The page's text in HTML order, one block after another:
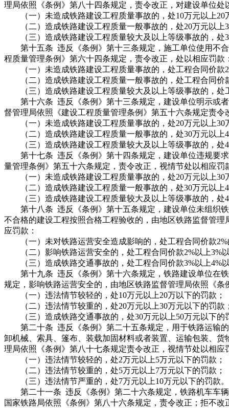
理局依照《条例》第八十四条规定，责令改正，对建设单位处
（一）未造成铁路建设工程质量事故的，处10万元以上20
（二）造成铁路建设工程质量一般事故的，处20万元以上
（三）造成铁路建设工程质量较大及以上等级事故的，处
第十五条 违反《条例》第十三条规定，施工单位使用不合
程质量管理条例》第六十四条规定，责令改正，处以相应罚款
（一）未造成铁路建设工程质量事故的，处工程合同价款
（二）造成铁路建设工程质量一般事故的，处工程合同价
（三）造成铁路建设工程质量较大及以上等级事故的，处
第十六条 违反《条例》第十三条规定，建设单位明示或者
督管理局依照《建设工程质量管理条例》第五十六条规定责
（一）未造成铁路建设工程质量事故的，处20万元以上30
（二）造成铁路建设工程质量一般事故的，处30万元以上
（三）造成铁路建设工程质量较大及以上等级事故的，处
第十七条 违反《条例》第十四条规定，建设单位违规要求
量管理条例》第五十六条规定，责令改正，视情节处以相应罚
（一）未造成铁路建设工程质量事故的，处20万元以上30
（二）造成铁路建设工程质量一般事故的，处30万元以上
（三）造成铁路建设工程质量较大及以上等级事故的，处
第十八条 违反《条例》第十五条规定，建设单位未组织铁
不合格的建设工程按照合格工程验收的，由地区铁路监督管
应罚款：
（一）未对铁路运营安全造成影响的，处工程合同价款2%
（二）影响铁路运营安全的，处工程合同价款2%以上3%
（三）造成铁路交通事故的，处工程合同价款3%以上4%
第十九条 违反《条例》第十六条规定，铁路建设单位在铁
规定，影响铁路运营安全的，由地区铁路监督管理局依照《
（一）违法情节较轻的，处10万元以上20万以下的罚款；
（二）违法情节较重的，处20万元以上30万元以下的罚款
（三）造成铁路交通事故的，处30万元以上50万元以下的
第二十条 违反《条例》第二十五条规定，用于铁路运输的
卸机械、索具、篷布、装载加固材料或者装置、运输包装、
理局依照《条例》第八十七条规定责令改正，视情节处以相应
（一）违法情节较轻的，处2万元以上5万元以下的罚款；
（二）违法情节较重的，处5万元以上7万元以下的罚款；
（三）违法情节严重的，处7万元以上10万元以下的罚款。
第二十一条 违反《条例》第二十六条规定，铁路机车车辆
国家铁路局依照《条例》第八十六条规定，责令改正；拒不